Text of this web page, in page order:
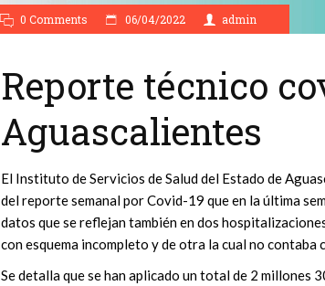
0 Comments 06/04/2022 admin
Reporte técnico
Aguascalientes
El Instituto de Servicios de Salud del Estado de
del reporte semanal por Covid-19 que en la última
datos que se reflejan también en dos
con esquema incompleto y de otra la cual no contaba
Se detalla que se han aplicado un total de 2 millones